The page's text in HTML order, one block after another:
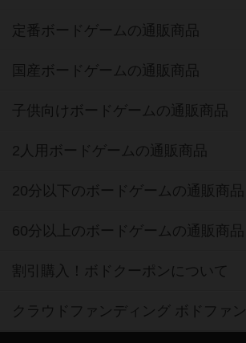
定番ボードゲームの通販商品
国産ボードゲームの通販商品
子供向けボードゲームの通販商品
2人用ボードゲームの通販商品
20分以下のボードゲームの通販商品
60分以上のボードゲームの通販商品
割引購入！ボドクーポンについて
クラウドファンディング ボドファン